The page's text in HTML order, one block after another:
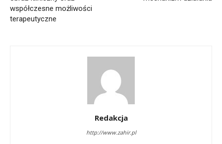
współczesne możliwości
terapeutyczne
Redakcja
http://www.zahir.pl